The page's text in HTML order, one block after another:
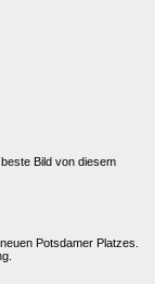
Bild von diesem
Potsdamer Platzes.